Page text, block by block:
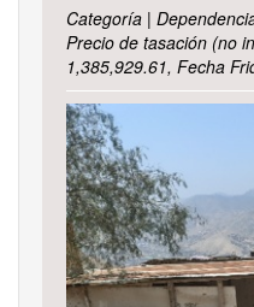
Categoría |
Precio de tasación (no
1,385,929.61, Fecha